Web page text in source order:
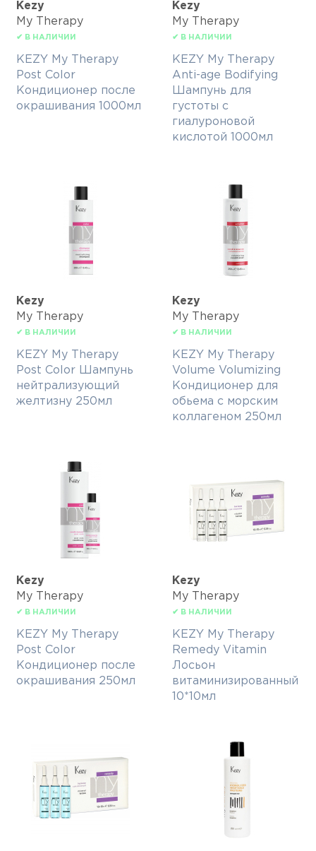
Kezy
My Therapy
✔ В НАЛИЧИИ
KEZY My Therapy
Post Color
Кондиционер после
окрашивания 1000мл
Kezy
My Therapy
✔ В НАЛИЧИИ
KEZY My Therapy
Anti-age Bodifying
Шампунь для
густоты с
гиалуроновой
кислотой 1000мл
Kezy
My Therapy
✔ В НАЛИЧИИ
KEZY My Therapy
Post Color Шампунь
нейтрализующий
желтизну 250мл
Kezy
My Therapy
✔ В НАЛИЧИИ
KEZY My Therapy
Volume Volumizing
Кондиционер для
обьема с морским
коллагеном 250мл
Kezy
My Therapy
✔ В НАЛИЧИИ
KEZY My Therapy
Post Color
Кондиционер после
окрашивания 250мл
Kezy
My Therapy
✔ В НАЛИЧИИ
KEZY My Therapy
Remedy Vitamin
Лосьон
витаминизированный
10*10мл